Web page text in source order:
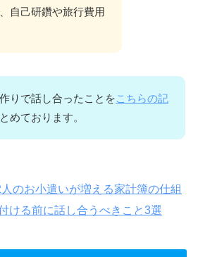
自己研鑽や旅行費用
りで話し合ったことをこちらの記
めております。
人のお小遣いが増える家計簿の仕組
ける前に話し合うべきこと3選